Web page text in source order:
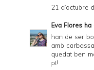
21 d’octubre
Eva Flores ha
han de ser
amb
quedat ben
pt!